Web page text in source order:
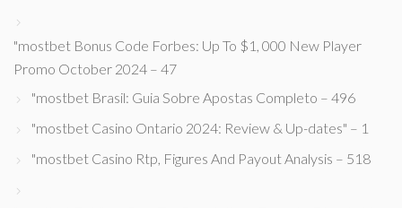
"mostbet Bonus Code Forbes: Up To $1, 000 New Player
Promo October 2024 – 47
"mostbet Brasil: Guia Sobre Apostas Completo – 496
"mostbet Casino Ontario 2024: Review & Up-dates" – 1
"mostbet Casino Rtp, Figures And Payout Analysis – 518